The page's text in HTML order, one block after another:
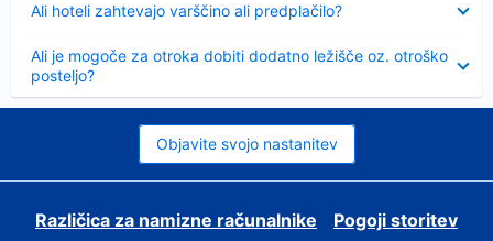
Ali hoteli zahtevajo varščino ali predplačilo?
Ali je mogoče za otroka dobiti dodatno ležišče oz. otroško
posteljo?
Objavite svojo nastanitev
Različica za namizne računalnike
Pogoji storitev